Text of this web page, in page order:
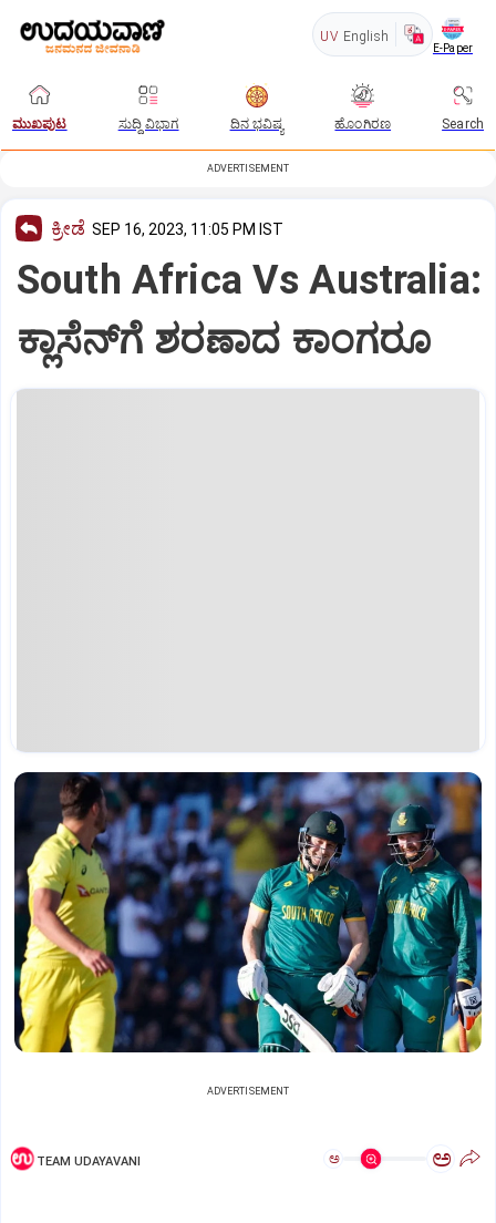
UV English
E-Paper
ಮುಖಪುಟ ಸುದ್ದಿ ವಿಭಾಗ ದಿನ ಭವಿಷ್ಯ ಹೊಂಗಿರಣ Search
ADVERTISEMENT
ಕ್ರೀಡೆ SEP 16, 2023, 11:05 PM IST
South Africa Vs Australia:
ಕ್ಲಾಸೆನ್‌ಗೆ ಶರಣಾದ ಕಾಂಗರೂ
ADVERTISEMENT
TEAM UDAYAVANI ಅ ಅ